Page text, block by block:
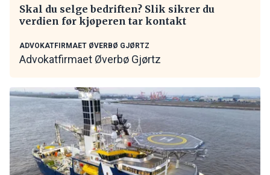
Skal du selge bedriften? Slik sikrer du
verdien før kjøperen tar kontakt
ADVOKATFIRMAET ØVERBØ GJØRTZ
Advokatfirmaet Øverbø Gjørtz